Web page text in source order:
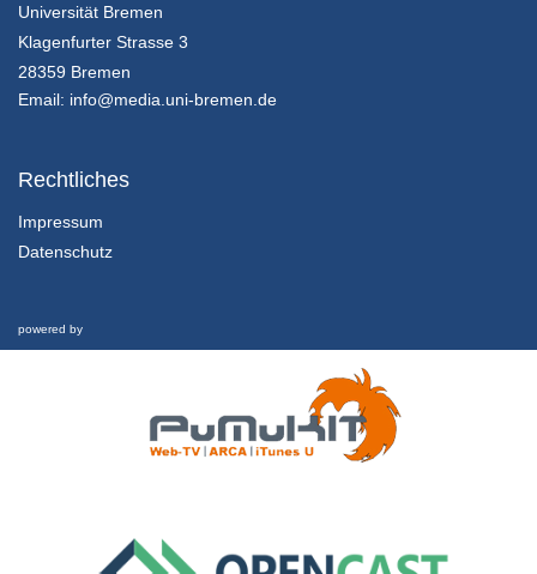
Episode 3: Effektiv lernen
Universität Bremen
Klagenfurter Strasse 3
28359 Bremen
Email: info@media.uni-bremen.de
Rechtliches
Impressum
Datenschutz
powered by